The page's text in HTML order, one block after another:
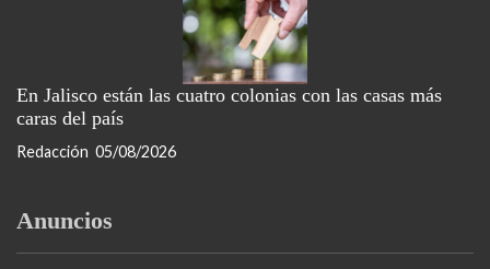
En Jalisco están las cuatro colonias con las casas más
caras del país
Redacción 05/08/2026
Anuncios